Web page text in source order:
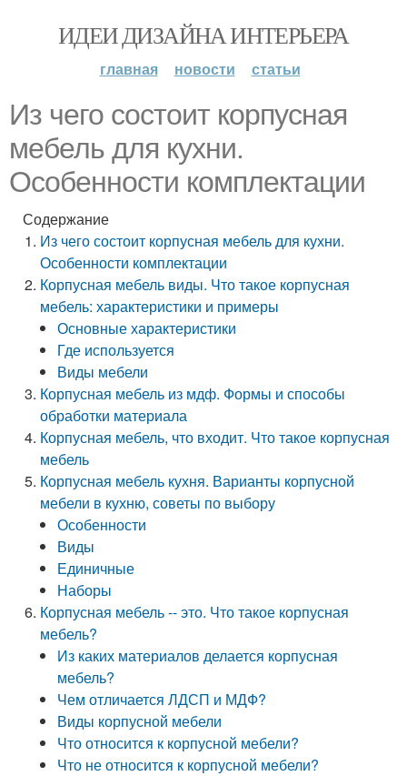
ИДЕИ ДИЗАЙНА ИНТЕРЬЕРА
главная новости статьи
Из чего состоит корпусная
мебель для кухни.
Особенности комплектации
Содержание
Из чего состоит корпусная мебель для кухни.
Особенности комплектации
Корпусная мебель виды. Что такое корпусная
мебель: характеристики и примеры
Основные характеристики
Где используется
Виды мебели
Корпусная мебель из мдф. Формы и способы
обработки материала
Корпусная мебель, что входит. Что такое корпусная
мебель
Корпусная мебель кухня. Варианты корпусной
мебели в кухню, советы по выбору
Особенности
Виды
Единичные
Наборы
Корпусная мебель -- это. Что такое корпусная
мебель?
Из каких материалов делается корпусная
мебель?
Чем отличается ЛДСП и МДФ?
Виды корпусной мебели
Что относится к корпусной мебели?
Что не относится к корпусной мебели?